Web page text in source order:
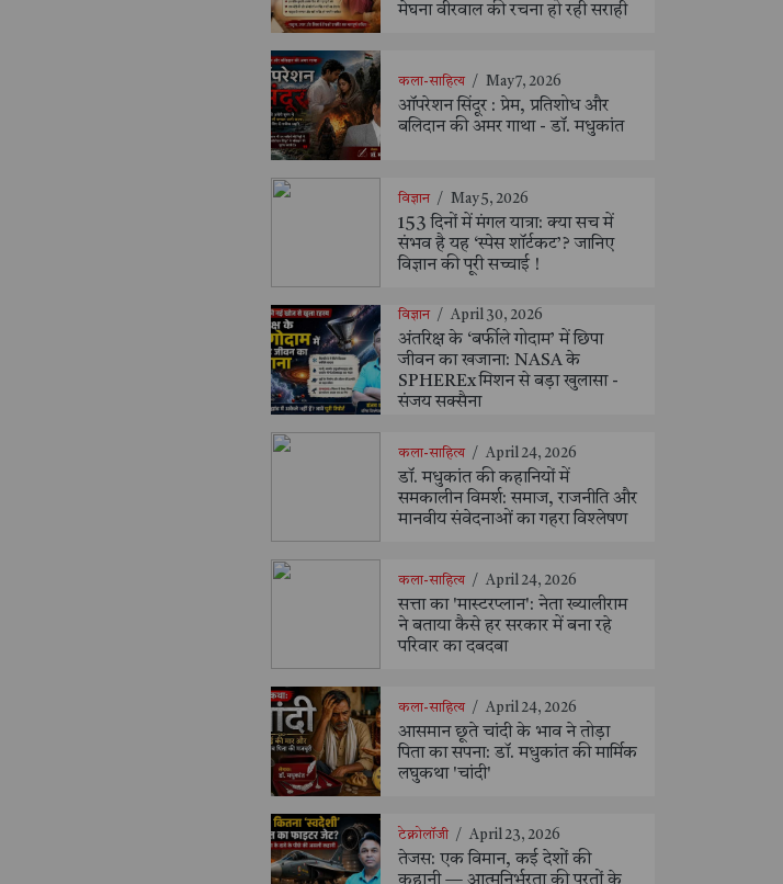
मेघना वीरवाल की रचना हो रही सराही
कला-साहित्य / May 7, 2026
ऑपरेशन सिंदूर : प्रेम, प्रतिशोध और
बलिदान की अमर गाथा - डॉ. मधुकांत
विज्ञान / May 5, 2026
153 दिनों में मंगल यात्रा: क्या सच में
संभव है यह ‘स्पेस शॉर्टकट’? जानिए
विज्ञान की पूरी सच्चाई !
विज्ञान / April 30, 2026
अंतरिक्ष के ‘बर्फीले गोदाम’ में छिपा
जीवन का खजाना: NASA के
SPHEREx मिशन से बड़ा खुलासा -
संजय सक्सैना
कला-साहित्य / April 24, 2026
डॉ. मधुकांत की कहानियों में
समकालीन विमर्श: समाज, राजनीति और
मानवीय संवेदनाओं का गहरा विश्लेषण
कला-साहित्य / April 24, 2026
सत्ता का 'मास्टरप्लान': नेता ख्यालीराम
ने बताया कैसे हर सरकार में बना रहे
परिवार का दबदबा
कला-साहित्य / April 24, 2026
आसमान छूते चांदी के भाव ने तोड़ा
पिता का सपना: डॉ. मधुकांत की मार्मिक
लघुकथा 'चांदी'
टेक्नोलॉजी / April 23, 2026
तेजस: एक विमान, कई देशों की